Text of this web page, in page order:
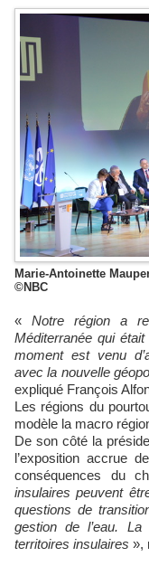
Marie-Antoinette
©NBC
« Notre région a relancé un processus politique pour la
Méditerranée qui
moment est venu
avec la nouvelle
expliqué François
Les régions du
modèle la macro
De son côté la
l’exposition accrue
conséquences du
insulaires peuvent
questions de
gestion de l’eau.
territoires insulaires »,